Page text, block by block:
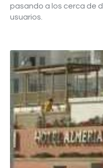
pasando a los cerca de
usuarios.